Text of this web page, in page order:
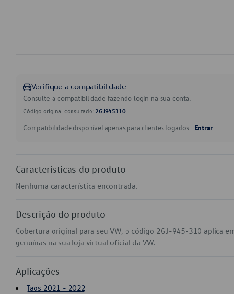
Verifique a compatibilidade
Consulte a compatibilidade fazendo login na sua conta.
Código original consultado: 2GJ945310
Compatibilidade disponível apenas para clientes logados. Entrar
Características do produto
Nenhuma característica encontrada.
Descrição do produto
Cobertura original para seu VW, o código 2GJ-945-310 aplica
genuínas na sua loja virtual oficial da VW.
Aplicações
Taos 2021 - 2022